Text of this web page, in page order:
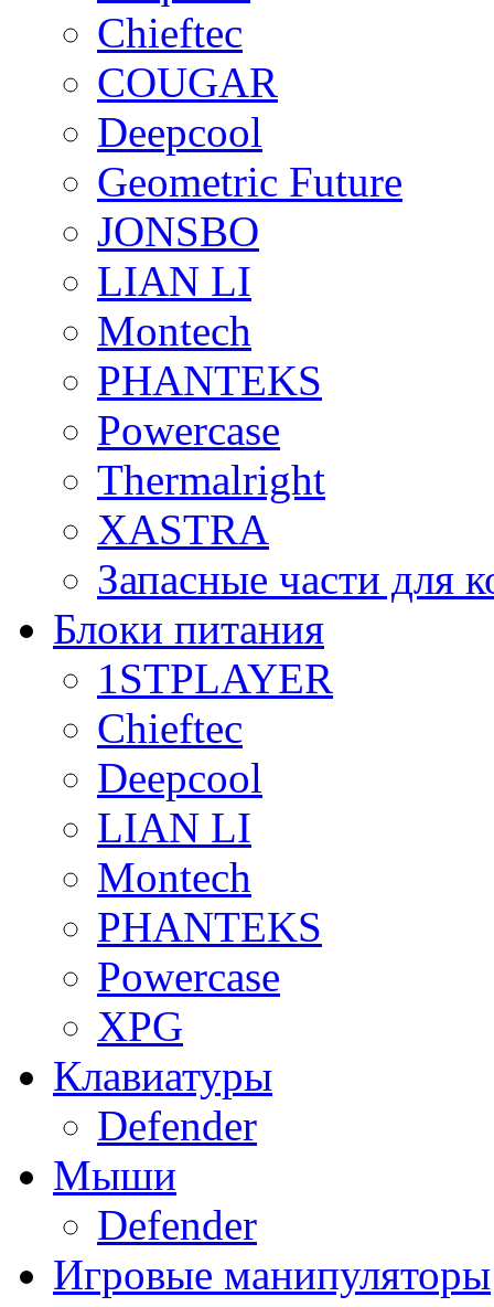
Chieftec
COUGAR
Deepcool
Geometric Future
JONSBO
LIAN LI
Montech
PHANTEKS
Powercase
Thermalright
XASTRA
Запасные части для
Блоки питания
1STPLAYER
Chieftec
Deepcool
LIAN LI
Montech
PHANTEKS
Powercase
XPG
Клавиатуры
Defender
Мыши
Defender
Игровые манипуляторы